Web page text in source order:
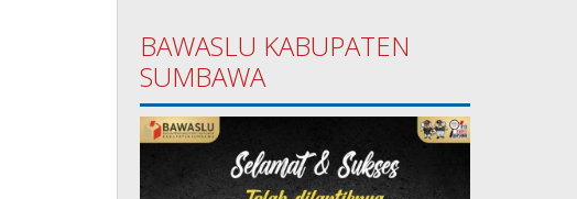
BAWASLU KABUPATEN
SUMBAWA